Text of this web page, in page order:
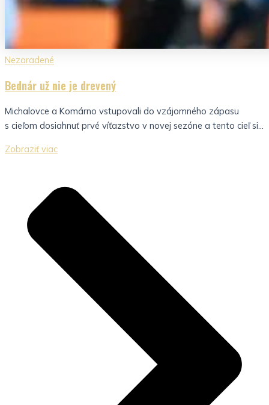
Nezaradené
Bednár už nie je drevený
Michalovce a Komárno vstupovali do vzájomného zápasu
s cieľom dosiahnuť prvé víťazstvo v novej sezóne a tento cieľ si...
Zobraziť viac